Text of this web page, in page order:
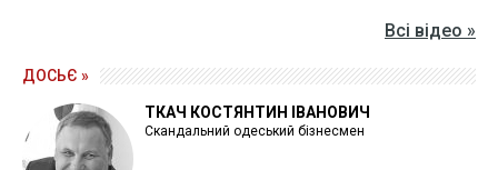
Всі відео »
ДОСЬЄ »
ТКАЧ КОСТЯНТИН ІВАНОВИЧ
Скандальний одеський бізнесмен